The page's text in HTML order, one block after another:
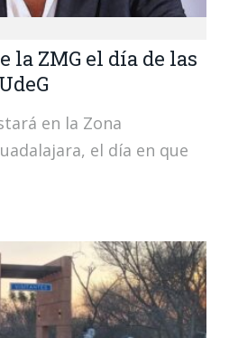
la ZMG el día de las
en la Zona
el día en que